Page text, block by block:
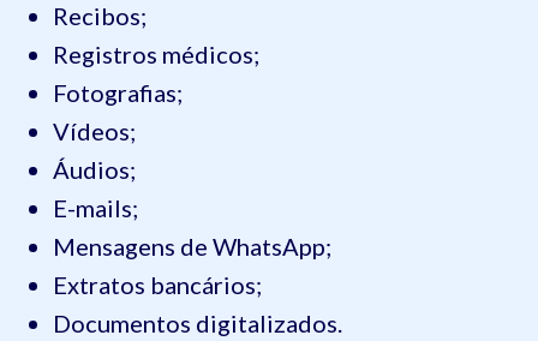
Recibos;
Registros médicos;
Fotografias;
Vídeos;
Áudios;
E-mails;
Mensagens de WhatsApp;
Extratos bancários;
Documentos digitalizados.